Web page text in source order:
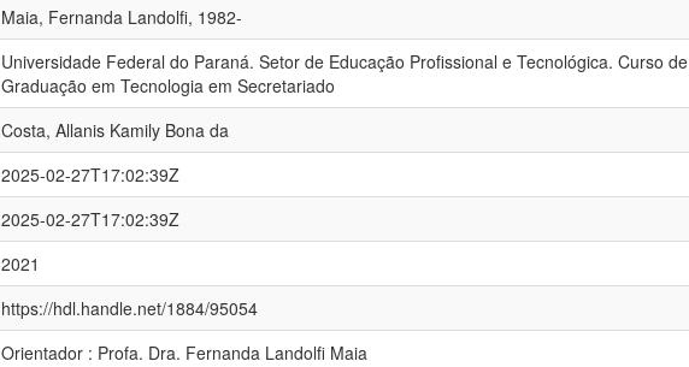
Maia, Fernanda Landolfi, 1982-
Universidade Federal do Paraná. Setor de Educação Profissional e Tecnológica. Curso de
Graduação em Tecnologia em Secretariado
Costa, Allanis Kamily Bona da
2025-02-27T17:02:39Z
2025-02-27T17:02:39Z
2021
https://hdl.handle.net/1884/95054
Orientador : Profa. Dra. Fernanda Landolfi Maia